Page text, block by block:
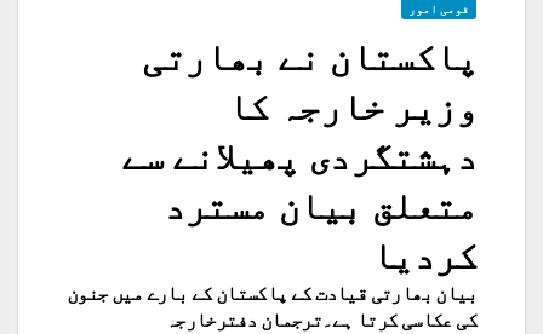
قومی امور
پاکستان نے بھارتی
وزیر خارجہ کا
دہشتگردی پھیلانے سے
متعلق بیان مسترد
کردیا
بیان بھارتی قیادت کے پاکستان کے بارے میں جنون
کی عکاسی کرتا ہے۔ترجمان دفترخارجہ